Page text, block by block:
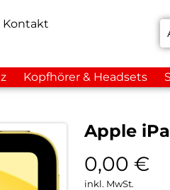
Kontakt
Kopfhörer & Headsets
Apple
0,00 €
inkl. MwSt.